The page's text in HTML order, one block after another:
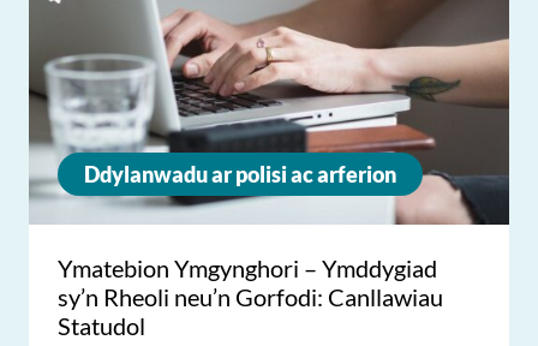
Ddylanwadu ar polisi ac arferion
Ymatebion Ymgynghori – Ymddygiad
sy’n Rheoli neu’n Gorfodi: Canllawiau
Statudol